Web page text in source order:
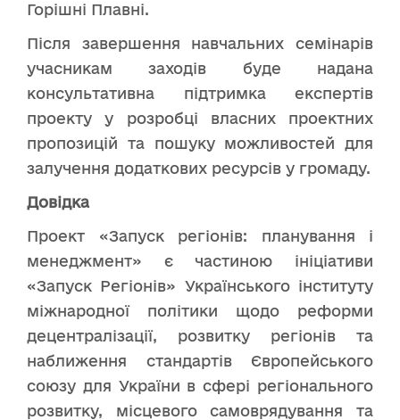
Горішні Плавні.
Після завершення навчальних семінарів
учасникам заходів буде надана
консультативна підтримка експертів
проекту у розробці власних проектних
пропозицій та пошуку можливостей для
залучення додаткових ресурсів у громаду.
Довідка
Проект «Запуск регіонів: планування і
менеджмент» є частиною ініціативи
«Запуск Регіонів» Українського інституту
міжнародної політики щодо реформи
децентралізації, розвитку регіонів та
наближення стандартів Європейського
союзу для України в сфері регіонального
розвитку, місцевого самоврядування та